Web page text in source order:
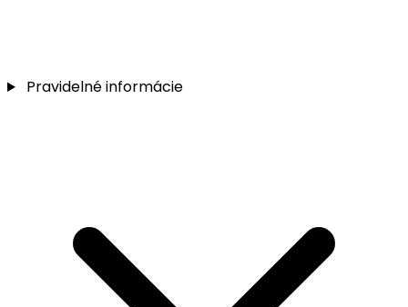
Pravidelné informácie